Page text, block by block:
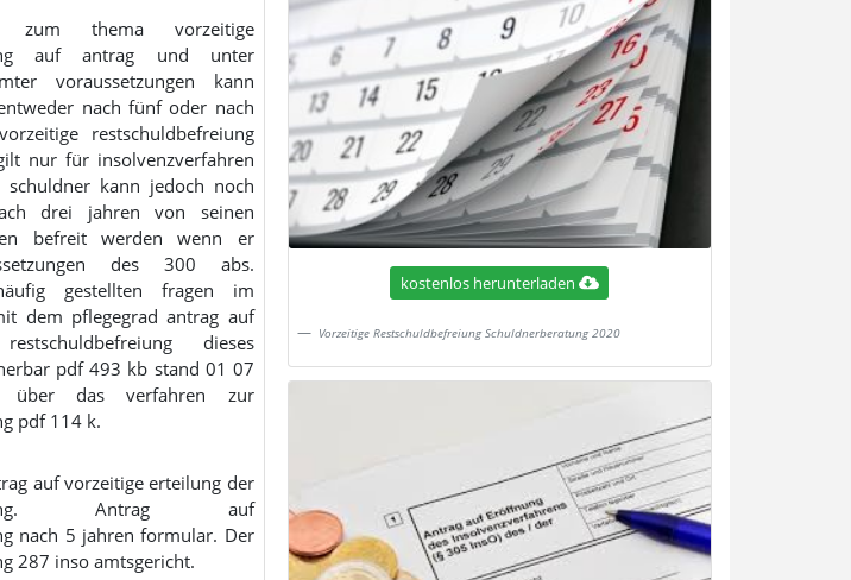
zum thema vorzeitige
auf antrag und unter
voraussetzungen kann
nach fünf oder nach
restschuldbefreiung
nur für insolvenzverfahren
drei jahren von seinen
befreit werden wenn er
des 300 abs.
gestellten fragen im
dem pflegegrad antrag auf
dieses
pdf 493 kb stand 01 07
über das verfahren zur
pdf 114 k.
auf vorzeitige erteilung der
Antrag auf
5 jahren formular. Der
287 inso amtsgericht.
kostenlos herunterladen
Vorzeitige Restschuldbefreiung Schuldnerberatung 2020